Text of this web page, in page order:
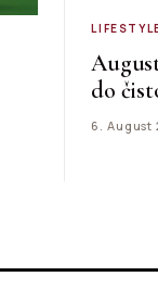
do
6. August